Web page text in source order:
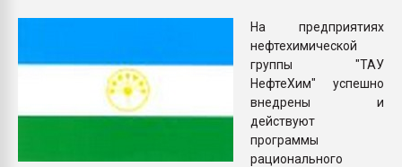
бутылок
ПЕРЕЙТИ НА
На предприятиях
нефтехимической
группы "ТАУ
НефтеХим" успешно
внедрены и
действуют
программы
рационального